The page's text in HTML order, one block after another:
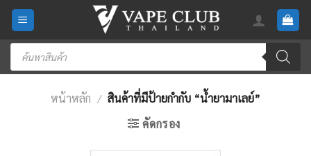
Skip
content
Products
search
หน้าหลัก / สินค้าที่มีป้ายกำกับ “น้ำยามาเลย์”
คัดกรอง